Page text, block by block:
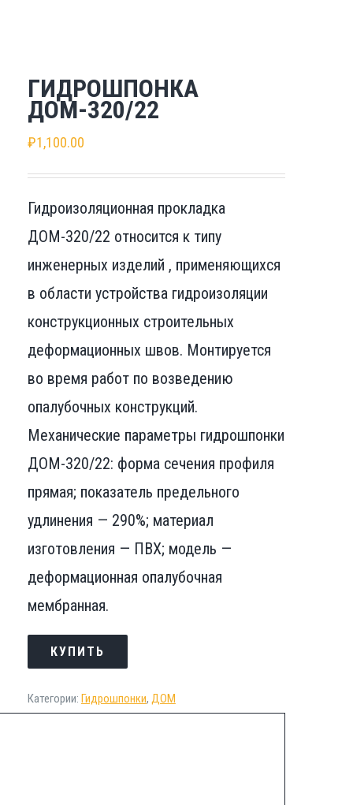
ГИДРОШПОНКА
ДОМ-320/22
₽1,100.00
Гидроизоляционная прокладка
ДОМ-320/22 относится к типу
инженерных изделий , применяющихся
в области устройства гидроизоляции
конструкционных строительных
деформационных швов. Монтируется
во время работ по возведению
опалубочных конструкций.
Механические параметры гидрошпонки
ДОМ-320/22: форма сечения профиля
прямая; показатель предельного
удлинения — 290%; материал
изготовления — ПВХ; модель —
деформационная опалубочная
мембранная.
КУПИТЬ
Категории: Гидрошпонки, ДОМ